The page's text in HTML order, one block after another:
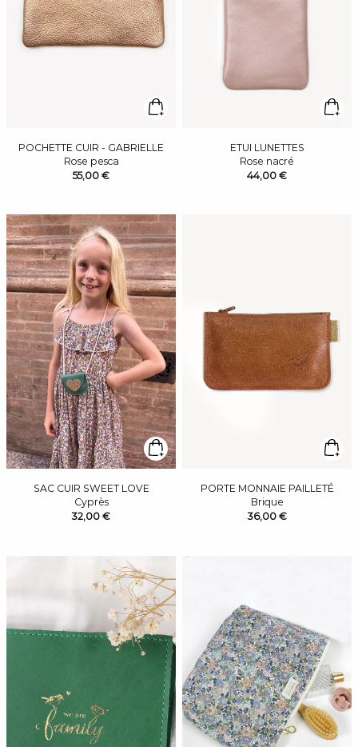
POCHETTE CUIR - GABRIELLE
Rose pesca
55,00 €
ETUI LUNETTES
Rose nacré
44,00 €
SAC CUIR SWEET LOVE
Cyprès
32,00 €
PORTE MONNAIE PAILLETÉ
Brique
36,00 €